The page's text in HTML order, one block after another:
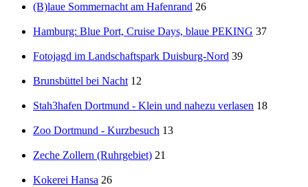
(B)laue Sommernacht am Hafenrand 26
Hamburg: Blue Port, Cruise Days, blaue PEKING 37
Fotojagd im Landschaftspark Duisburg-Nord 39
Brunsbüttel bei Nacht 12
Stah3hafen Dortmund - Klein und nahezu verlasen 18
Zoo Dortmund - Kurzbesuch 13
Zeche Zollern (Ruhrgebiet) 21
Kokerei Hansa 26